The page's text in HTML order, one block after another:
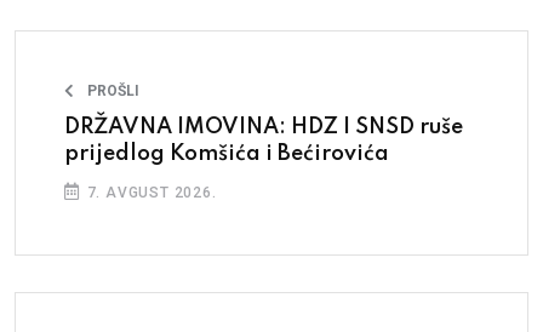
PROŠLI
DRŽAVNA IMOVINA: HDZ I SNSD ruše
prijedlog Komšića i Bećirovića
7. AVGUST 2026.